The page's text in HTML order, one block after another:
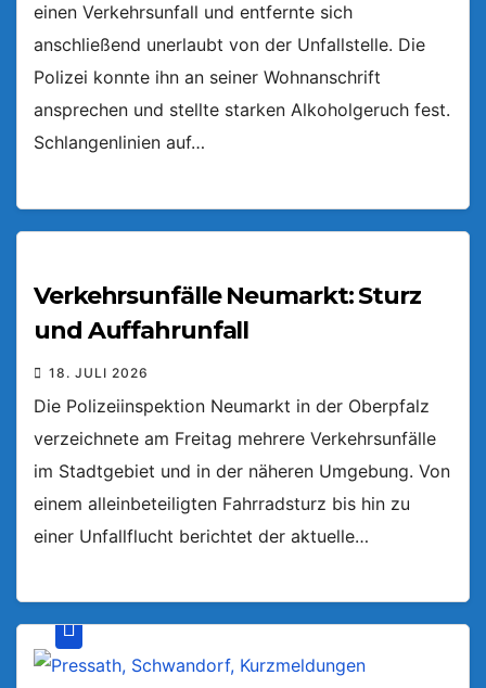
einen Verkehrsunfall und entfernte sich
anschließend unerlaubt von der Unfallstelle. Die
Polizei konnte ihn an seiner Wohnanschrift
ansprechen und stellte starken Alkoholgeruch fest.
Schlangenlinien auf…
Verkehrsunfälle Neumarkt: Sturz
und Auffahrunfall
18. JULI 2026
Die Polizeiinspektion Neumarkt in der Oberpfalz
verzeichnete am Freitag mehrere Verkehrsunfälle
im Stadtgebiet und in der näheren Umgebung. Von
einem alleinbeteiligten Fahrradsturz bis hin zu
einer Unfallflucht berichtet der aktuelle…